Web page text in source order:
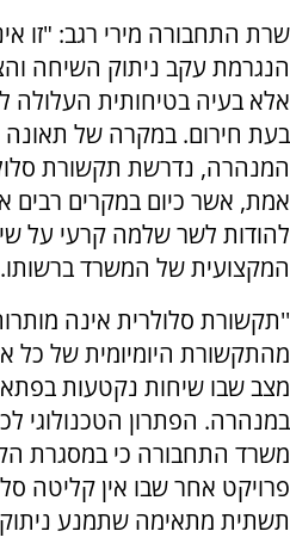
שרת התחבורה מירי רגב: "זו
הנגרמת עקב ניתוק השיחה
אלא בעיה בטיחותית העלולה
בעת חירום. במקרה של תאונה
המנהרה, נדרשת תקשורת
אמת, אשר כיום במקרים רבים
להודות לשר שלמה קרעי על
המקצועית של המשרד ברשותו.
''תקשורת סלולרית אינה
מהתקשורת היומיומית של כל
מצב שבו שיחות נקטעות
במנהרה. הפתרון הטכנולוגי
משרד התחבורה כי במסגרת
פרויקט אחר שבו אין קליטה
תשתית מתאימה שתמנע